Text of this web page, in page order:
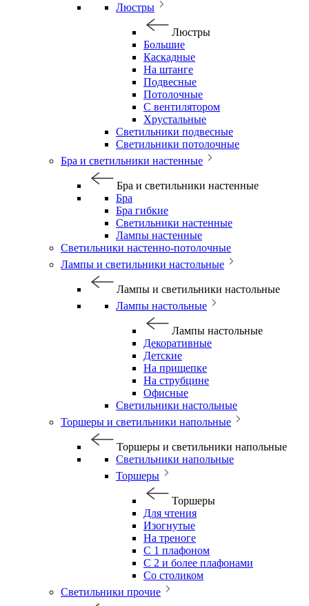
Люстры
Люстры
Большие
Каскадные
На штанге
Подвесные
Потолочные
С вентилятором
Хрустальные
Светильники подвесные
Светильники потолочные
Бра и светильники настенные
Бра и светильники настенные
Бра
Бра гибкие
Светильники настенные
Лампы настенные
Светильники настенно-потолочные
Лампы и светильники настольные
Лампы и светильники настольные
Лампы настольные
Лампы настольные
Декоративные
Детские
На прищепке
На струбцине
Офисные
Светильники настольные
Торшеры и светильники напольные
Торшеры и светильники напольные
Светильники напольные
Торшеры
Торшеры
Для чтения
Изогнутые
На треноге
С 1 плафоном
С 2 и более плафонами
Со столиком
Светильники прочие